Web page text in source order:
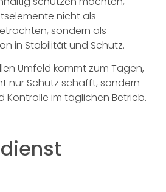
nicht als
sondern als
in Stabilität und Schutz.
Umfeld kommt zum Tagen,
nur Schutz schafft, sondern
Kontrolle im täglichen Betrieb.